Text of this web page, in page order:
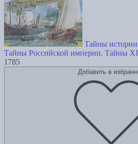
Тайны
Тайны Российской империи. Тайны
1785
Добавить в